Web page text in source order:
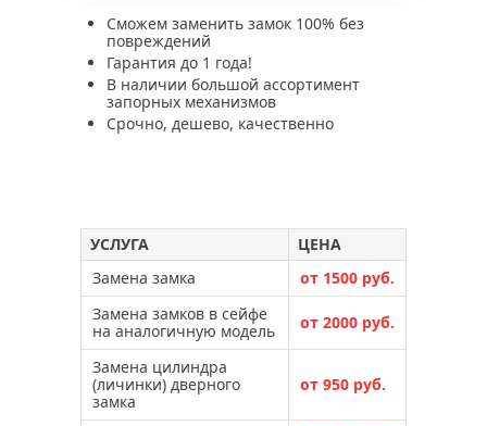
Сможем заменить замок 100% без
повреждений
Гарантия до 1 года!
В наличии большой ассортимент
запорных механизмов
Срочно, дешево, качественно
УСЛУГА
ЦЕНА
Замена замка
от 1500 руб.
Замена замков в сейфе
на аналогичную модель
от 2000 руб.
Замена цилиндра
(личинки) дверного
замка
от 950 руб.